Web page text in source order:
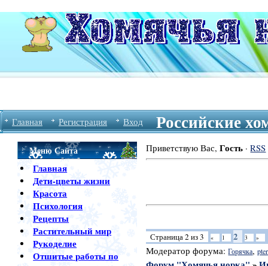
Главная Регистрация Вход Российские
Меню Сайта
Главная
Дети-цветы жизни
Красота
Психология
Рецепты
Растительный мир
Рукоделие
Отшитые работы по
Приветствую Вас,Гость ·RSS
Страница2из3 « 1 2 3 »
Модератор форума:Горячка,